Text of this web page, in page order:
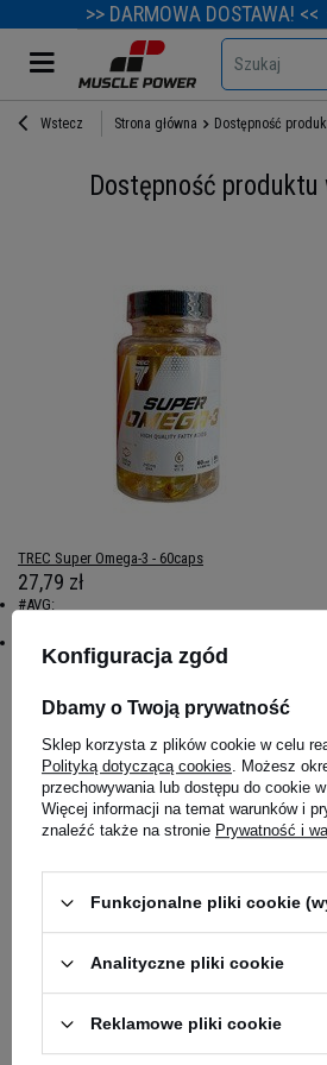
>> DARMOWA DOSTAWA! <<
Szukaj
Wstecz Strona główna Dostępność
Dostępność produktu
TREC Super Omega-3 - 60caps
27,79 zł
#AVG:
TREC Super Omega-3 - 60caps
Magazyn główny
Dostępny
Salon Częstochowa
Na zamówienie
Konfiguracja zgód
Dbamy o Twoją prywatność
Sklep korzysta z plików cookie w celu
Polityką dotyczącą cookies. Możesz
przechowywania lub dostępu do cookie
Więcej informacji na temat warunków i
znaleźć także na stronie Prywatność i
Funkcjonalne pliki cookie
Analityczne pliki cookie
Reklamowe pliki cookie